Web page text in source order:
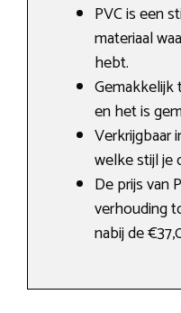
PVC is een
materiaal
hebt.
Gemakkelijk
en het is
Verkrijgbaar
welke stijl je
De prijs van
verhouding
nabij de